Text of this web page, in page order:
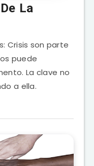
La
Crisis son parte
puede
La clave no
a ella.